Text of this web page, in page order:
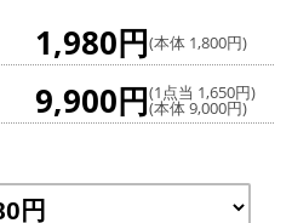
1,980円(本体 1,800円)
9,900円(1点当 1,650円)
(本体 9,000円)